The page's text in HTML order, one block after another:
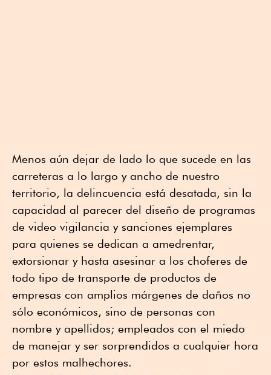
Menos aún dejar de lado lo que sucede en las
carreteras a lo largo y ancho de nuestro
territorio, la delincuencia está desatada, sin la
capacidad al parecer del diseño de programas
de video vigilancia y sanciones ejemplares
para quienes se dedican a amedrentar,
extorsionar y hasta asesinar a los choferes de
todo tipo de transporte de productos de
empresas con amplios márgenes de daños no
sólo económicos, sino de personas con
nombre y apellidos; empleados con el miedo
de manejar y ser sorprendidos a cualquier hora
por estos malhechores.